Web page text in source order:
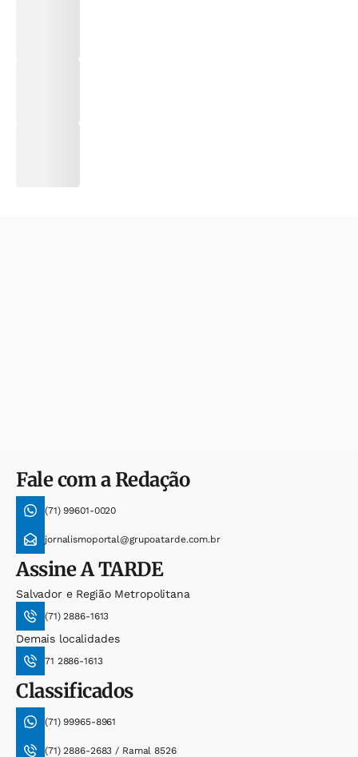
Fale com a Redação
(71) 99601-0020
jornalismoportal@grupoatarde.com.br
AssineA TARDE
Salvador e Região Metropolitana
(71) 2886-1613
Demais localidades
71 2886-1613
Classificados
(71) 99965-8961
(71) 2886-2683 / Ramal 8526